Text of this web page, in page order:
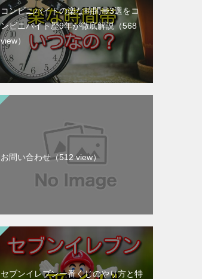
コンビニバイトの楽な時間帯3選をコ
ンビニバイト歴9年が徹底解説（568
view）
お問い合わせ（512 view）
セブンイレブン一番くじのやり方と特